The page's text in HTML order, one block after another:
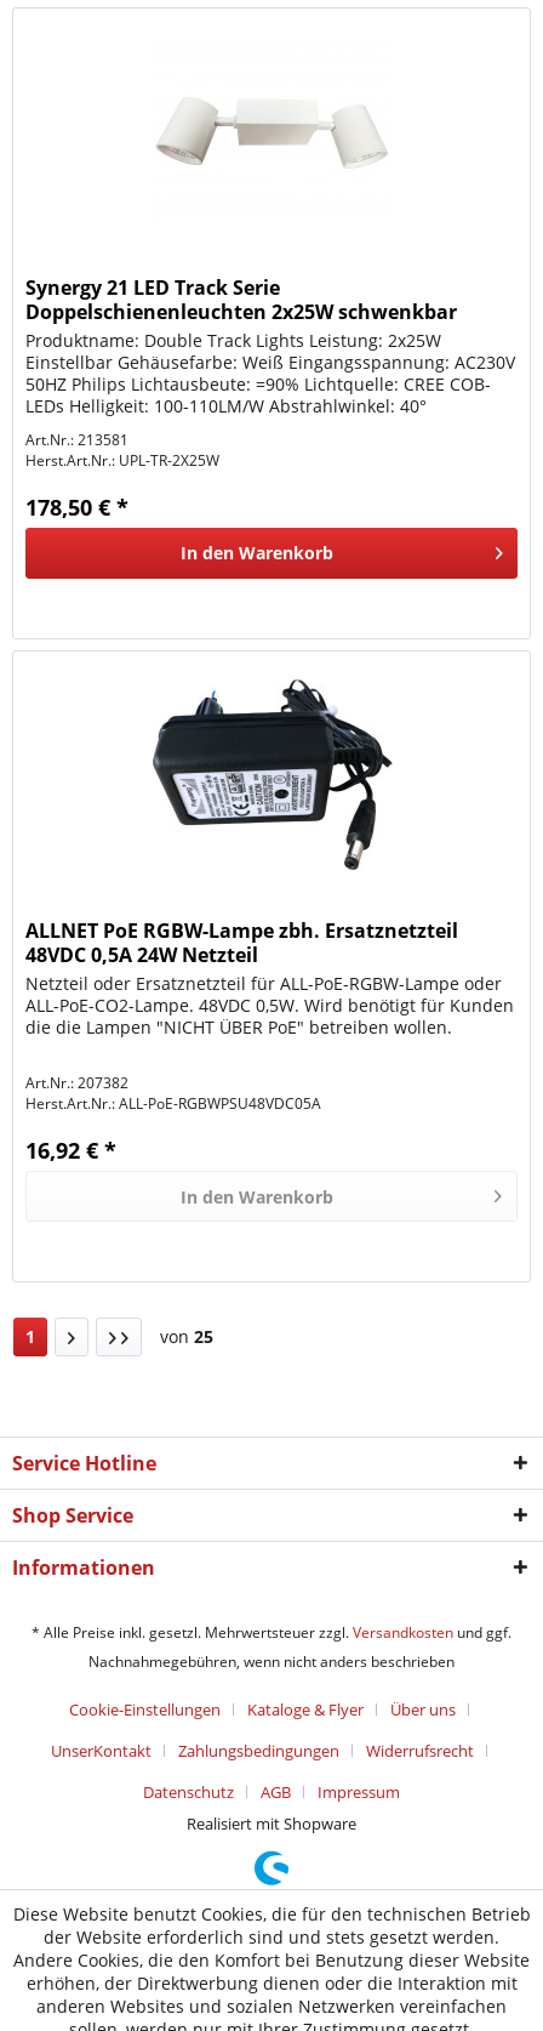
Synergy 21 LED Track Serie
Doppelschienenleuchten 2x25W schwenkbar
warmweiss
Produktname: Double Track Lights Leistung: 2x25W
Einstellbar Gehäusefarbe: Weiß Eingangsspannung: AC230V
50HZ Philips Lichtausbeute: =90% Lichtquelle: CREE COB-
LEDs Helligkeit: 100-110LM/W Abstrahlwinkel: 40°
Art.Nr.: 213581
Herst.Art.Nr.: UPL-TR-2X25W
178,50 € *
In den Warenkorb
ALLNET PoE RGBW-Lampe zbh. Ersatznetzteil
48VDC 0,5A 24W Netzteil
Netzteil oder Ersatznetzteil für ALL-PoE-RGBW-Lampe oder
ALL-PoE-CO2-Lampe. 48VDC 0,5W. Wird benötigt für Kunden
die die Lampen "NICHT ÜBER PoE" betreiben wollen.
Art.Nr.: 207382
Herst.Art.Nr.:ALL-PoE-RGBWPSU48VDC05A
16,92 € *
In den Warenkorb
1 von 25
Service Hotline
Shop Service
Informationen
* Alle Preise inkl. gesetzl. Mehrwertsteuer zzgl.Versandkosten und ggf.
Nachnahmegebühren, wenn nicht anders beschrieben
Cookie-Einstellungen Kataloge & Flyer
Über uns
UnserKontakt
Zahlungsbedingungen
Widerrufsrecht
Datenschutz
AGB
Impressum
Realisiert mit Shopware
Diese Website benutzt Cookies, die für den technischen Betrieb
der Website erforderlich sind und stets gesetzt werden.
Andere Cookies, die den Komfort bei Benutzung dieser Website
erhöhen, der Direktwerbung dienen oder die Interaktion mit
anderen Websites und sozialen Netzwerken vereinfachen